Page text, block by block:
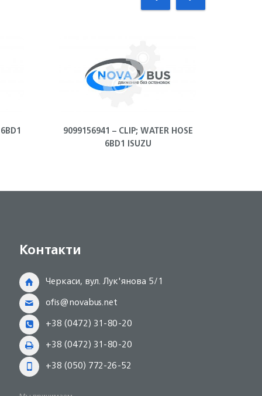
9099156941 – CLIP; WATER HOSE
6BD1 ISUZU
Контакти
Черкаси, вул. Лук'янова 5/1
ofis@novabus.net
+38 (0472) 31-80-20
+38 (0472) 31-80-20
+38 (050) 772-26-52